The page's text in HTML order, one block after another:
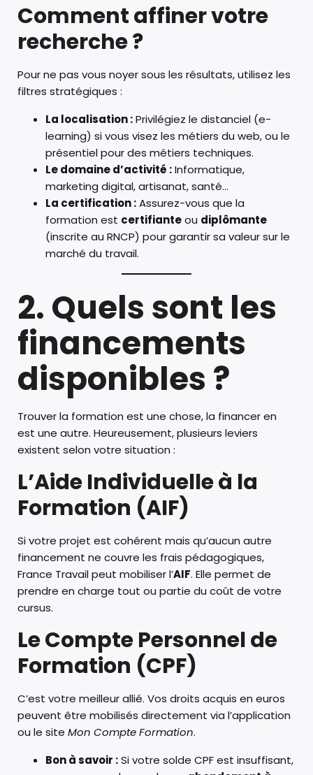
Comment affiner votre
recherche ?
Pour ne pas vous noyer sous les résultats, utilisez les
filtres stratégiques :
La localisation :Privilégiez le distanciel (e-
learning) si vous visez les métiers du web, ou le
présentiel pour des métiers techniques.
Le domaine d’activité :Informatique,
marketing digital, artisanat, santé…
La certification :Assurez-vous que la
formation est certifianteou diplômante
(inscrite au RNCP) pour garantir sa valeur sur le
marché du travail.
2. Quels sont les
financements
disponibles ?
Trouver la formation est une chose, la financer en
est une autre. Heureusement, plusieurs leviers
existent selon votre situation :
L’Aide Individuelle à la
Formation (AIF)
Si votre projet est cohérent mais qu’aucun autre
financement ne couvre les frais pédagogiques,
France Travail peut mobiliser l’AIF. Elle permet de
prendre en charge tout ou partie du coût de votre
cursus.
Le Compte Personnel de
Formation (CPF)
C’est votre meilleur allié. Vos droits acquis en euros
peuvent être mobilisés directement via l’application
ou le site Mon Compte Formation.
Bon à savoir :Si votre solde CPF est insuffisant,